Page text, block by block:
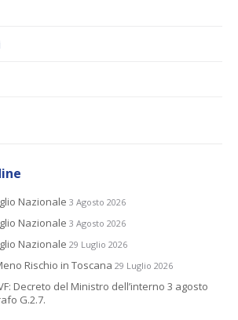
Nazionale 3 Agosto 2026
Nazionale 3 Agosto 2026
Nazionale 29 Luglio 2026
Rischio in Toscana 29 Luglio 2026
Decreto del Ministro dell’interno 3 agosto
G.2.7.